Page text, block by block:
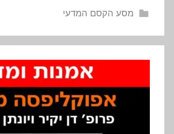
מסע הקסם המדעי